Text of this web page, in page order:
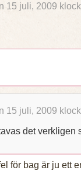
15 juli, 2009
15 juli, 2009
det verkligen
för bag är ju ett